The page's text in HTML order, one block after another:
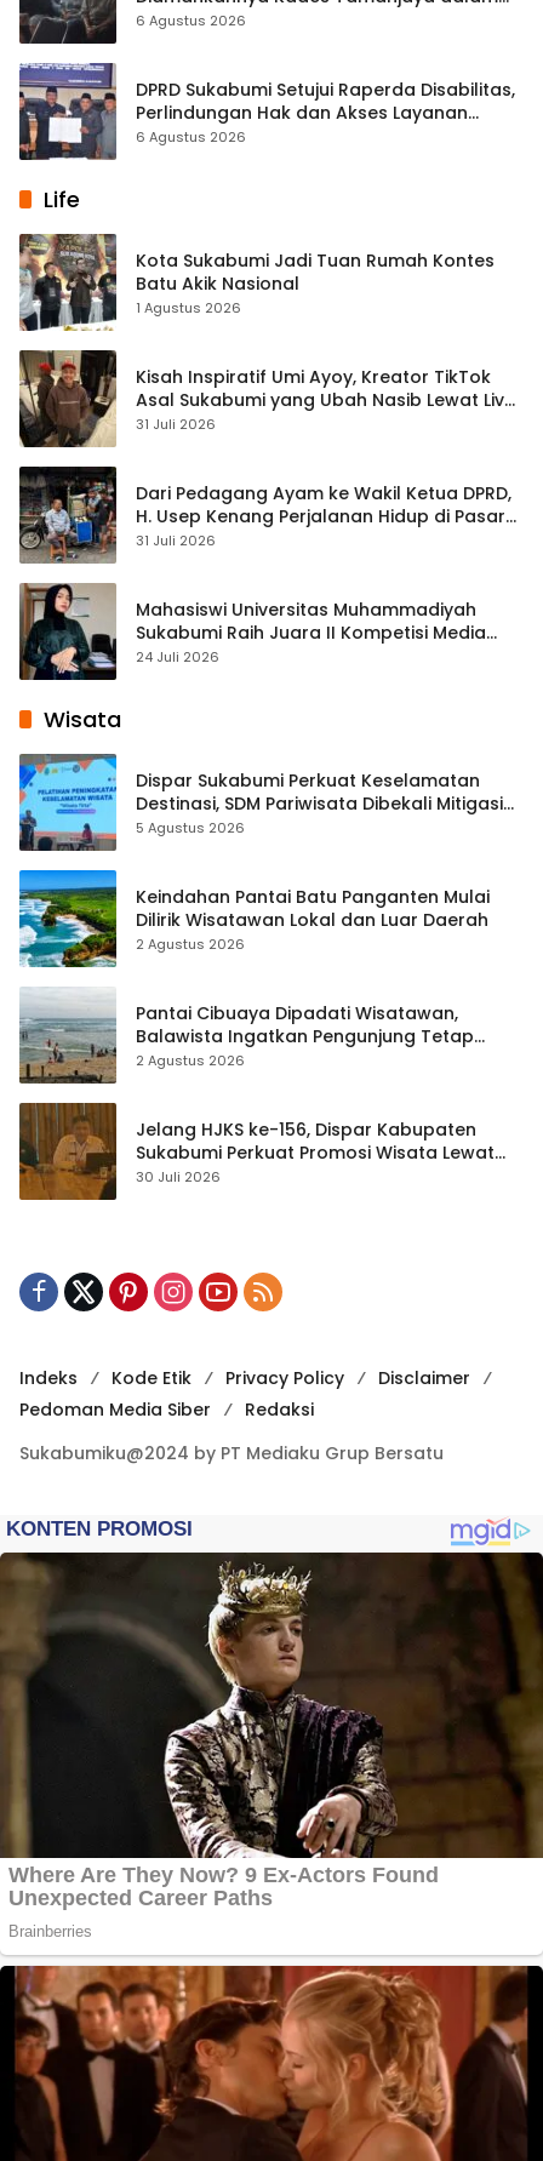
Kasus Sabu
6 Agustus 2026
DPRD Sukabumi Setujui Raperda Disabilitas,
Perlindungan Hak dan Akses Layanan
Diperkuat
6 Agustus 2026
Life
Kota Sukabumi Jadi Tuan Rumah Kontes
Batu Akik Nasional
1 Agustus 2026
Kisah Inspiratif Umi Ayoy, Kreator TikTok
Asal Sukabumi yang Ubah Nasib Lewat Live
Streaming
31 Juli 2026
Dari Pedagang Ayam ke Wakil Ketua DPRD,
H. Usep Kenang Perjalanan Hidup di Pasar
Cisaat
31 Juli 2026
Mahasiswi Universitas Muhammadiyah
Sukabumi Raih Juara II Kompetisi Media
Pembelajaran Digital Tingkat Internasional
24 Juli 2026
Wisata
Dispar Sukabumi Perkuat Keselamatan
Destinasi, SDM Pariwisata Dibekali Mitigasi
hingga Teknik Evakuasi
5 Agustus 2026
Keindahan Pantai Batu Panganten Mulai
Dilirik Wisatawan Lokal dan Luar Daerah
2 Agustus 2026
Pantai Cibuaya Dipadati Wisatawan,
Balawista Ingatkan Pengunjung Tetap
Waspada
2 Agustus 2026
Jelang HJKS ke-156, Dispar Kabupaten
Sukabumi Perkuat Promosi Wisata Lewat
Publikasi Digital
30 Juli 2026
Indeks Kode Etik Privacy Policy
Disclaimer
Pedoman Media Siber
Redaksi
Sukabumiku@2024 by PT Mediaku Grup Bersatu